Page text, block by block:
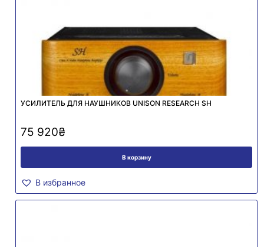
УСИЛИТЕЛЬ ДЛЯ НАУШНИКОВ UNISON RESEARCH SH
75 920₴
В корзину
В избранное